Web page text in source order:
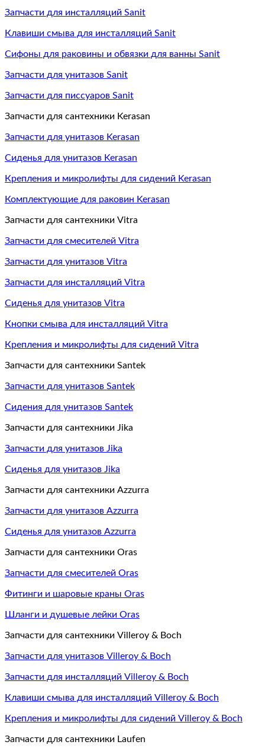
Запчасти для инсталляций Sanit
Клавиши смыва для инсталляций Sanit
Сифоны для раковины и обвязки для ванны Sanit
Запчасти для унитазов Sanit
Запчасти для писсуаров Sanit
Запчасти для сантехники Kerasan
Запчасти для унитазов Kerasan
Сиденья для унитазов Kerasan
Крепления и микролифты для сидений Kerasan
Комплектующие для раковин Kerasan
Запчасти для сантехники Vitra
Запчасти для смесителей Vitra
Запчасти для унитазов Vitra
Запчасти для инсталляций Vitra
Сиденья для унитазов Vitra
Кнопки смыва для инсталляций Vitra
Крепления и микролифты для сидений Vitra
Запчасти для сантехники Santek
Запчасти для унитазов Santek
Сидения для унитазов Santek
Запчасти для сантехники Jika
Запчасти для унитазов Jika
Сиденья для унитазов Jika
Запчасти для сантехники Azzurra
Запчасти для унитазов Azzurra
Сиденья для унитазов Azzurra
Запчасти для сантехники Oras
Запчасти для смесителей Oras
Фитинги и шаровые краны Oras
Шланги и душевые лейки Oras
Запчасти для сантехники Villeroy & Boch
Запчасти для унитазов Villeroy & Boch
Запчасти для инсталляций Villeroy & Boch
Клавиши смыва для инсталляций Villeroy & Boch
Крепления и микролифты для сидений Villeroy & Boch
Запчасти для сантехники Laufen